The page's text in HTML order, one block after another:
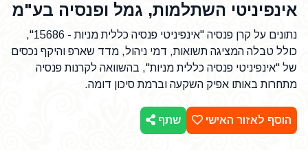
אינפיניטי השתלמות, גמל ופנסיה בע"מ
נתונים על קרן פנסיה "אינפיניטי פנסיה כללית מניות - 15686",
כולל טבלה המציגה תשואות, דמי ניהול, מדד שארפ והיקף נכסים
של "אינפיניטי פנסיה כללית מניות", בהשוואה לקרנות פנסיה
מתחרות באותו אפיק השקעה וברמת סיכון דומה.
הוסף לאזור האישי שתף